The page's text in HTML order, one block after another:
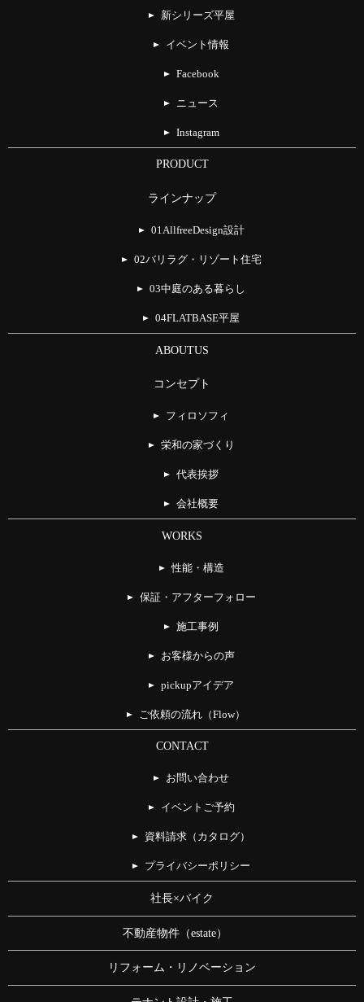
新シリーズ平屋
イベント情報
Facebook
ニュース
Instagram
PRODUCT
ラインナップ
01AllfreeDesign設計
02バリラグ・リゾート住宅
03中庭のある暮らし
04FLATBASE平屋
ABOUTUS
コンセプト
フィロソフィ
栄和の家づくり
代表挨拶
会社概要
WORKS
性能・構造
保証・アフターフォロー
施工事例
お客様からの声
pickupアイデア
ご依頼の流れ（Flow）
CONTACT
お問い合わせ
イベントご予約
資料請求（カタログ）
プライバシーポリシー
社長×バイク
不動産物件（estate）
リフォーム・リノベーション